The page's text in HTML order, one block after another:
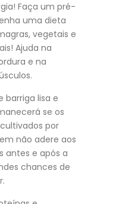
Faça um pré-
uma dieta
vegetais e
Ajuda na
e na
barriga lisa e
se os
por
não adere aos
antes e após a
chances de